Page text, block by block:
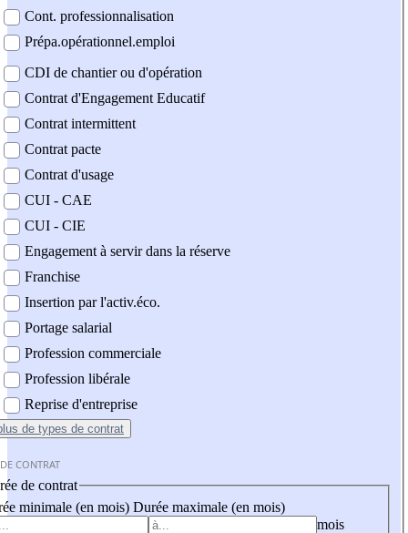
Cont. professionnalisation
Prépa.opérationnel.emploi
CDI de chantier ou d'opération
Contrat d'Engagement Educatif
Contrat intermittent
Contrat pacte
Contrat d'usage
CUI - CAE
CUI - CIE
Engagement à servir dans la réserve
Franchise
Insertion par l'activ.éco.
Portage salarial
Profession commerciale
Profession libérale
Reprise d'entreprise
de types de contrat
CONTRAT
de contrat
minimale (en mois) Durée maximale (en mois)
mois